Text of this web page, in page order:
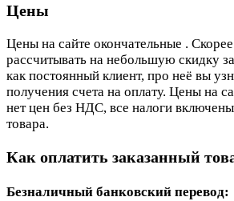
Цены
Цены на сайте окончательные .
рассчитывать на небольшую скидку
как постоянный клиент, про неё вы
получения счета на оплату. Цены на
нет цен без НДС, все налоги
товара.
Как оплатить заказанный
Безналичный банковский перевод: